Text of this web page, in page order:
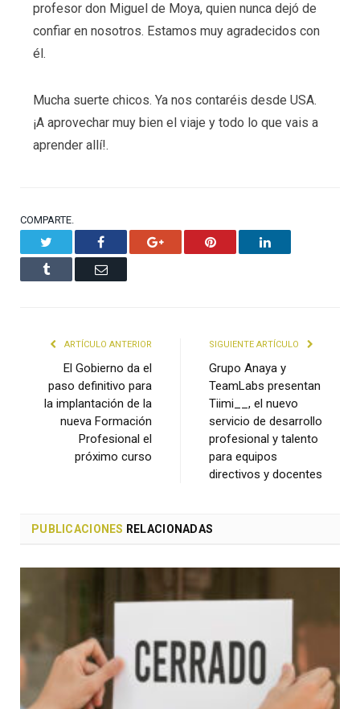
profesor don Miguel de Moya, quien nunca dejó de
confiar en nosotros. Estamos muy agradecidos con
él.
Mucha suerte chicos. Ya nos contaréis desde USA.
¡A aprovechar muy bien el viaje y todo lo que vais a
aprender allí!.
COMPARTE.
Facebook Google+ Pinterest LinkedIn
Tumblr Email
ARTÍCULO ANTERIOR
El Gobierno da el
paso definitivo para
la implantación de la
nueva Formación
Profesional el
próximo curso
SIGUIENTE ARTÍCULO
Grupo Anaya y
TeamLabs presentan
Tiimi__, el nuevo
servicio de desarrollo
profesional y talento
para equipos
directivos y docentes
PUBLICACIONES RELACIONADAS